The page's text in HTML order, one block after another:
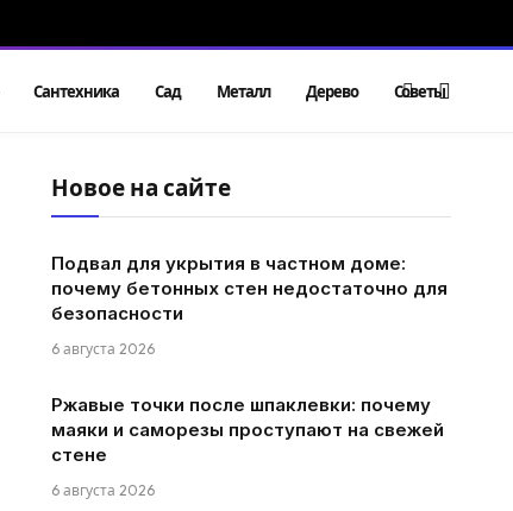
Сантехника Сад Металл Дерево Советы
Новое на сайте
Подвал для укрытия в частном доме:
почему бетонных стен недостаточно для
безопасности
6 августа 2026
Ржавые точки после шпаклевки: почему
маяки и саморезы проступают на свежей
стене
6 августа 2026